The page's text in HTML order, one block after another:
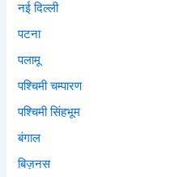
नई दिल्ली
पटना
पलामू
पश्चिमी चम्पारण
पश्चिमी सिंहभूम
बंगाल
बिज़नस